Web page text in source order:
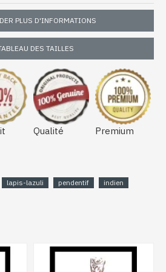
PLUS D'INFORMATIONS
DES TAILLES
Qualité Premium
lapis-lazuli pendentif
indien